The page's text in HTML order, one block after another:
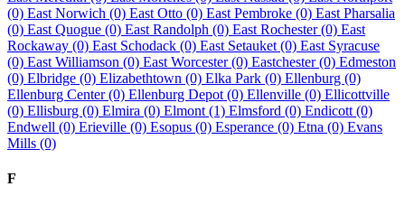
(0) East Norwich (0) East Otto (0) East Pembroke (0) East Pharsalia
(0) East Quogue (0) East Randolph (0) East Rochester (0) East
Rockaway (0) East Schodack (0) East Setauket (0) East Syracuse
(0) East Williamson (0) East Worcester (0) Eastchester (0) Edmeston
(0) Elbridge (0) Elizabethtown (0) Elka Park (0) Ellenburg (0)
Ellenburg Center (0) Ellenburg Depot (0) Ellenville (0) Ellicottville
(0) Ellisburg (0) Elmira (0) Elmont (1) Elmsford (0) Endicott (0)
Endwell (0) Erieville (0) Esopus (0) Esperance (0) Etna (0) Evans
Mills (0)
F